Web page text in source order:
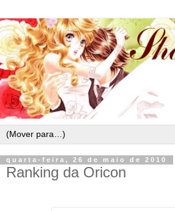
quarta-feira, 26 de maio de 2010
Ranking da Oricon